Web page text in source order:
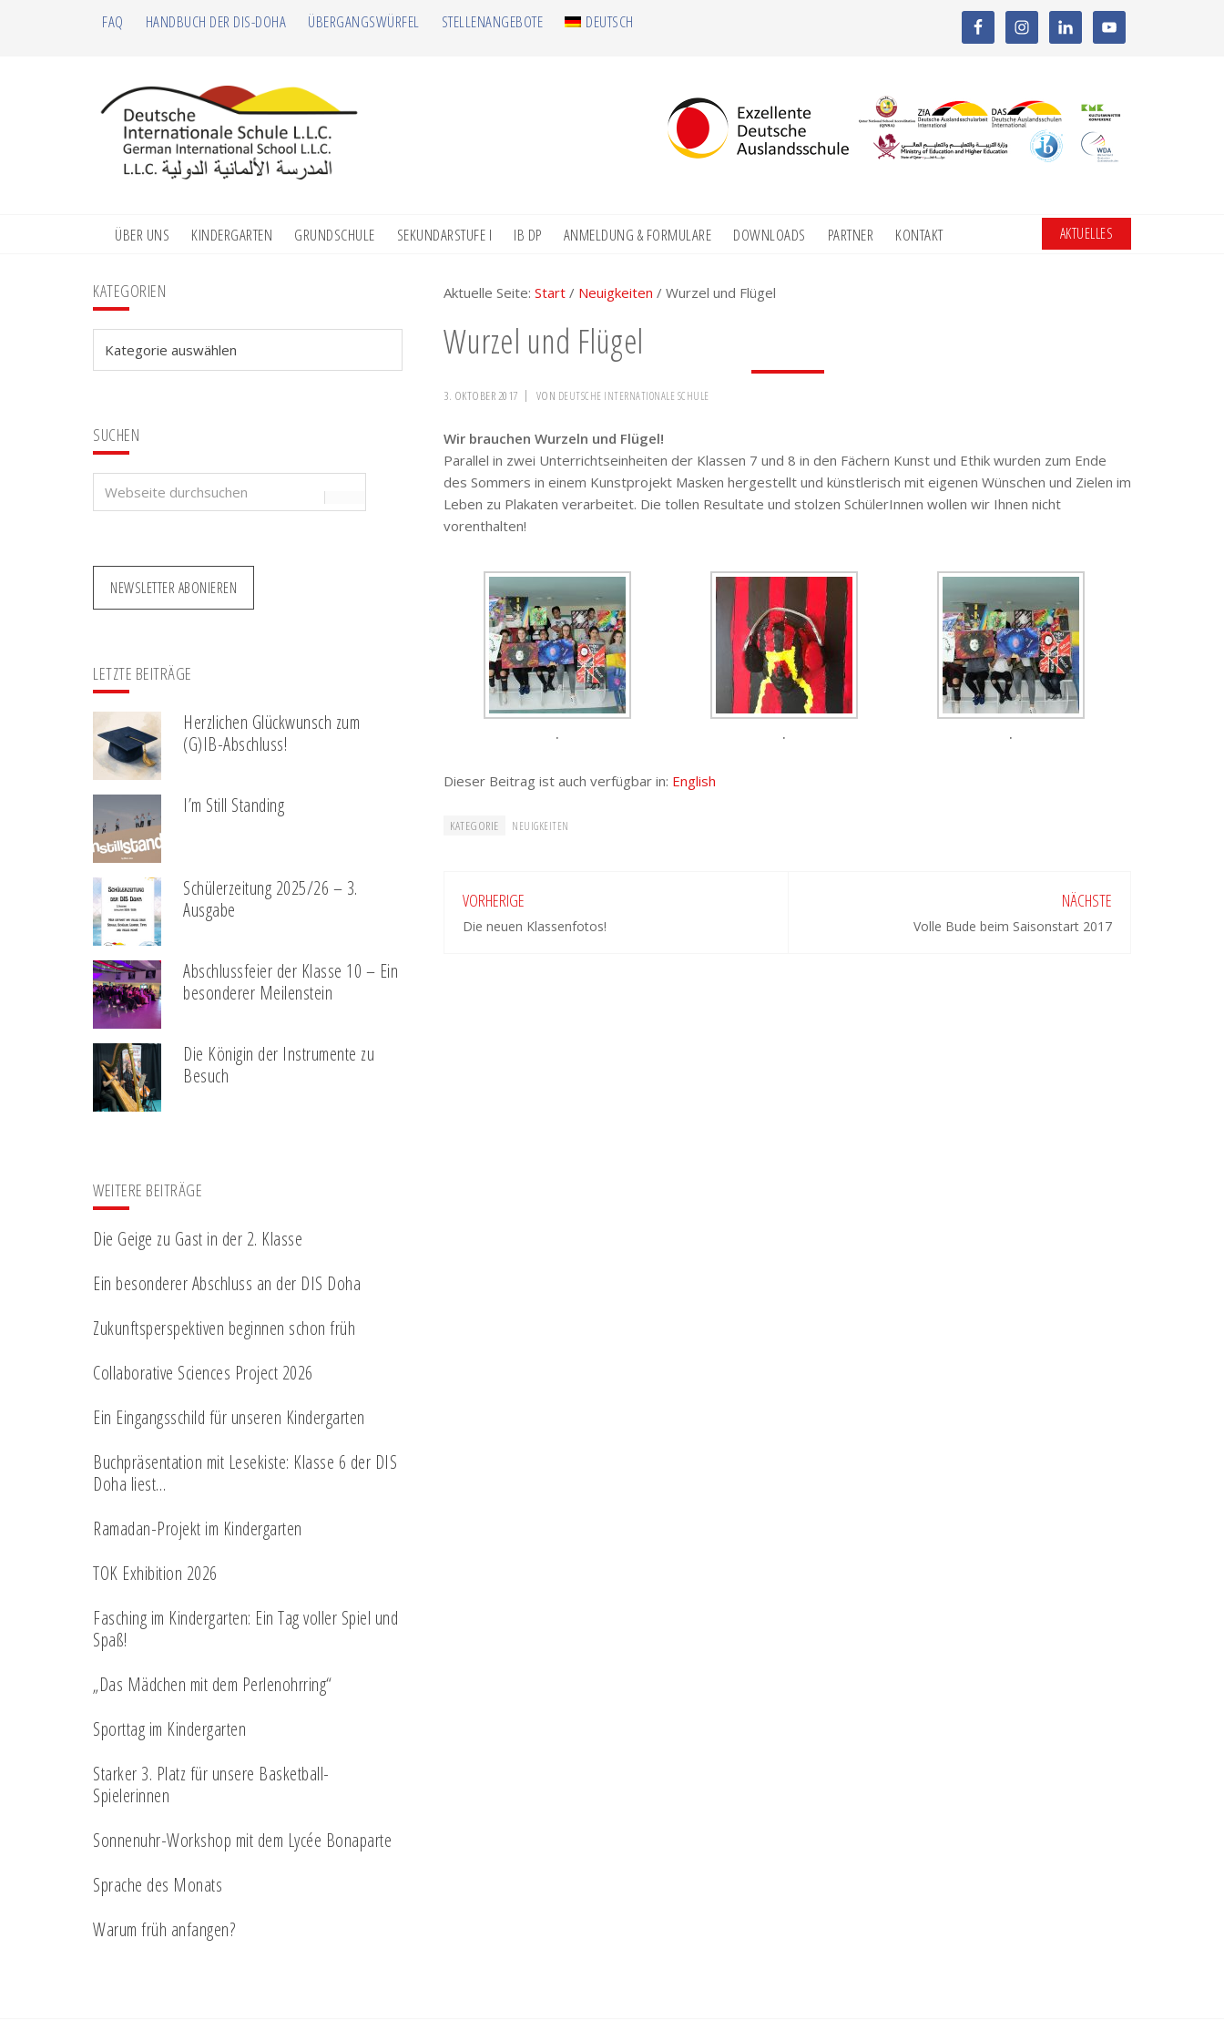
FAQ HANDBUCH DER DIS-DOHA ÜBERGANGSWÜRFEL STELLENANGEBOTE DEUTSCH
ÜBER UNS KINDERGARTEN GRUNDSCHULE SEKUNDARSTUFE I IB DP ANMELDUNG & FORMULARE DOWNLOADS PARTNER KONTAKT AKTUELLES
Aktuelle Seite: Start / Neuigkeiten / Wurzel und Flügel
Wurzel und Flügel
3. OKTOBER 2017 VON DEUTSCHE INTERNATIONALE SCHULE
Wir brauchen Wurzeln und Flügel!
Parallel in zwei Unterrichtseinheiten der Klassen 7 und 8 in den Fächern Kunst und Ethik wurden zum Ende
des Sommers in einem Kunstprojekt Masken hergestellt und künstlerisch mit eigenen Wünschen und Zielen im
Leben zu Plakaten verarbeitet. Die tollen Resultate und stolzen SchülerInnen wollen wir Ihnen nicht
vorenthalten!
. . .
Dieser Beitrag ist auch verfügbar in: English
KATEGORIE NEUIGKEITEN
VORHERIGE
Die neuen Klassenfotos!
NÄCHSTE
Volle Bude beim Saisonstart 2017
Seitenspalte
KATEGORIEN
SUCHEN
Webseite
NEWSLETTER ABONIEREN
LETZTE BEITRÄGE
Herzlichen Glückwunsch zum
(G)IB-Abschluss!
I’m Still Standing
Schülerzeitung 2025/26 – 3.
Ausgabe
Abschlussfeier der Klasse 10 – Ein
besonderer Meilenstein
Die Königin der Instrumente zu
Besuch
WEITERE BEITRÄGE
Die Geige zu Gast in der 2. Klasse
Ein besonderer Abschluss an der DIS Doha
Zukunftsperspektiven beginnen schon früh
Collaborative Sciences Project 2026
Ein Eingangsschild für unseren Kindergarten
Buchpräsentation mit Lesekiste: Klasse 6 der DIS
Doha liest…
Ramadan-Projekt im Kindergarten
TOK Exhibition 2026
Fasching im Kindergarten: Ein Tag voller Spiel und
Spaß!
„Das Mädchen mit dem Perlenohrring“
Sporttag im Kindergarten
Starker 3. Platz für unsere Basketball-
Spielerinnen
Sonnenuhr-Workshop mit dem Lycée Bonaparte
Sprache des Monats
Warum früh anfangen?